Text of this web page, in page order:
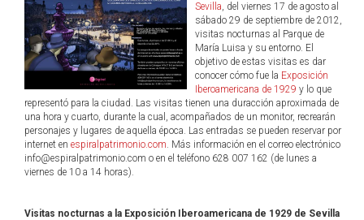
Sevilla, del viernes 17 de agosto al
sábado 29 de septiembre de 2012,
visitas nocturnas al Parque de
María Luisa y su entorno. El
objetivo de estas visitas es dar
conocer cómo fue la Exposición
Iberoamericana de 1929 y lo que
representó para la ciudad. Las visitas tienen una duracción aproximada de
una hora y cuarto, durante la cual, acompañados de un monitor, recrearán
personajes y lugares de aquella época. Las entradas se pueden reservar por
internet en espiralpatrimonio.com. Más información en el correo electrónico
info@espiralpatrimonio.com o en el teléfono 628 007 162 (de lunes a
viernes de 10 a 14 horas).
Visitas nocturnas a la Exposición Iberoamericana de 1929 de Sevilla